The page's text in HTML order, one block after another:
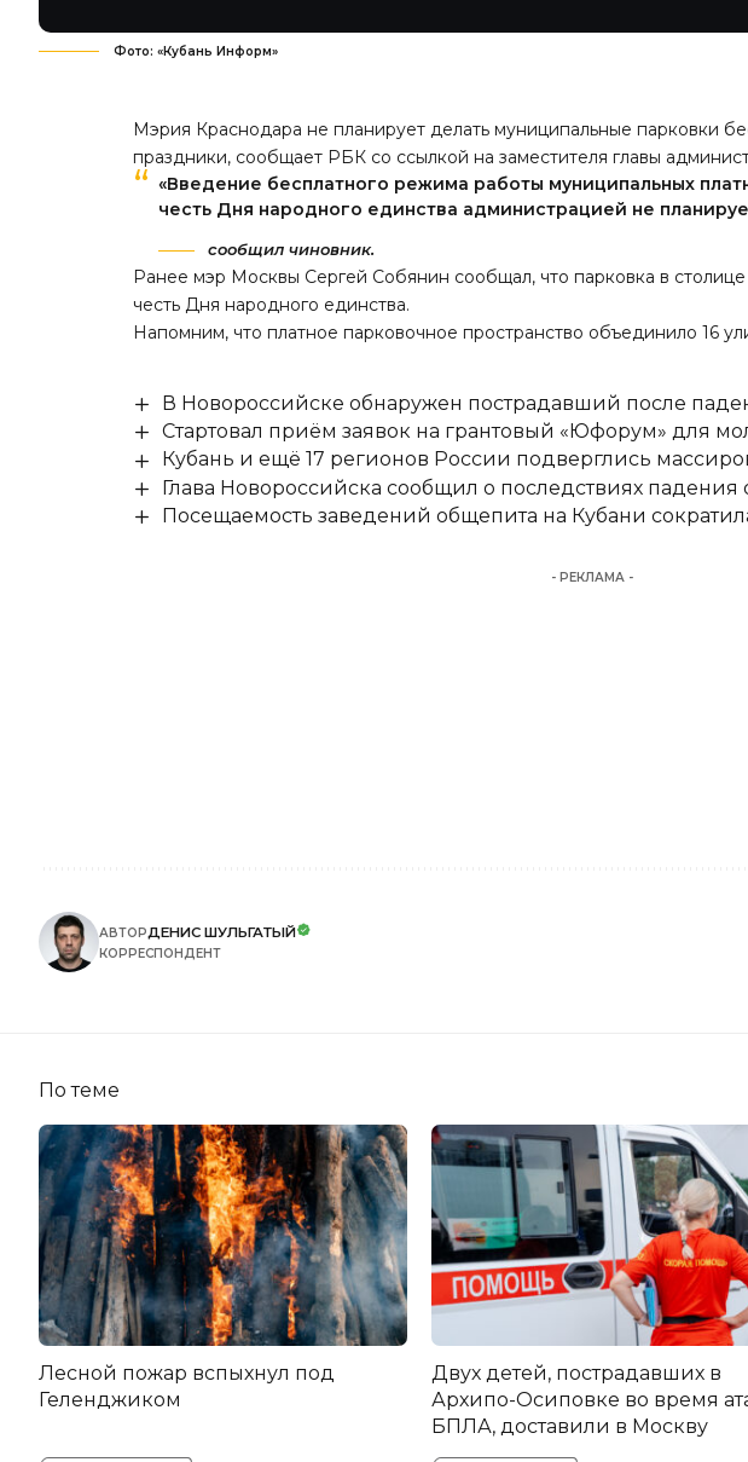
Фото: «Кубань Информ»
Мэрия Краснодара не планирует делать муниципальные парковки
праздники, сообщает РБК со ссылкой на заместителя главы
«Введение бесплатного режима работы муниципальных
честь Дня народного единства администрацией не
сообщил чиновник.
Ранее мэр Москвы Сергей Собянин сообщал, что парковка в
честь Дня народного единства.
Напомним, что платное парковочное пространство объединило 16
В Новороссийске обнаружен пострадавший после
Стартовал приём заявок на грантовый «Юфорум» для
Кубань и ещё 17 регионов России подверглись
Глава Новороссийска сообщил о последствиях
Посещаемость заведений общепита на Кубани
- РЕКЛАМА -
АВТОРДЕНИС ШУЛЬГАТЫЙ
КОРРЕСПОНДЕНТ
По теме
Лесной пожар вспыхнул под
Геленджиком
Двух детей, пострадавших в
Архипо-Осиповке во время
БПЛА, доставили в Москву